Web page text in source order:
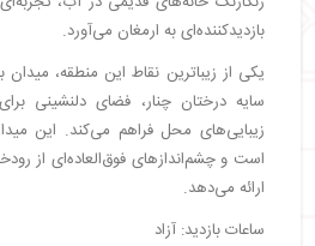
بازدیدکننده‌ای به ارمغان می‌آورد.
یکی از زیباترین نقاط این منطقه،
سایه درختان چنار، فضای دلنشینی
زیبایی‌های محل فراهم می‌کند. این
است و چشم‌اندازهای فوق‌العاده‌ای از
ارائه می‌دهد.
ساعات بازدید: آزاد